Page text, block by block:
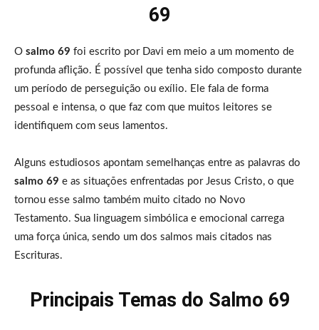
69
O salmo 69 foi escrito por Davi em meio a um momento de
profunda aflição. É possível que tenha sido composto durante
um período de perseguição ou exílio. Ele fala de forma
pessoal e intensa, o que faz com que muitos leitores se
identifiquem com seus lamentos.
Alguns estudiosos apontam semelhanças entre as palavras do
salmo 69 e as situações enfrentadas por Jesus Cristo, o que
tornou esse salmo também muito citado no Novo
Testamento. Sua linguagem simbólica e emocional carrega
uma força única, sendo um dos salmos mais citados nas
Escrituras.
Principais Temas do Salmo 69